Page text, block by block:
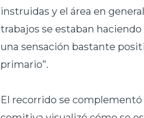
instruidas y el área en
trabajos se estaban
una sensación bastante
primario”.
El recorrido se